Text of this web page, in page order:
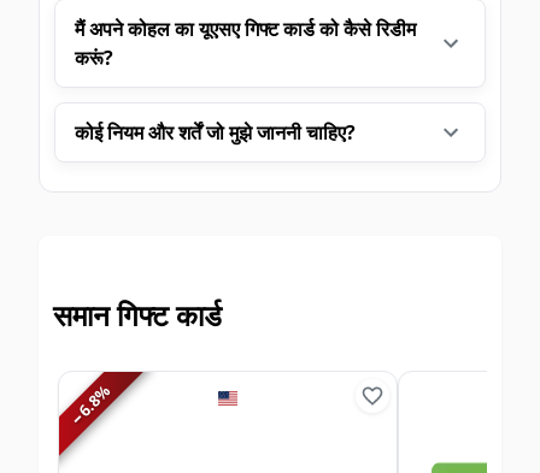
मैं अपने कोहल का यूएसए गिफ्ट कार्ड को कैसे रिडीम
करूं?
कोई नियम और शर्तें जो मुझे जाननी चाहिए?
समान गिफ्ट कार्ड
−
6.8
%